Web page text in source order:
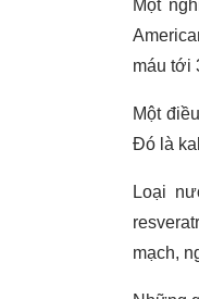
Một
máu tới
Một
Đó là
Loại
mạch,